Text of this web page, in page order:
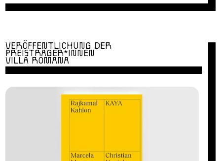
VERÖFFENTLICHUNG DER
PREISTRÄGER*INNEN
VILLA ROMANA